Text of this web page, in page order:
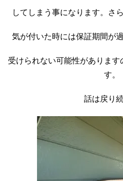
してしまう事になります。さ
気が付いた時には保証期間が
受けられない可能性がありま
す。
話は戻り